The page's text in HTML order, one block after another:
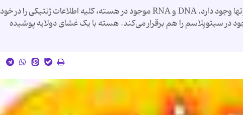
هسته مرکز کنترل سلول است و فقط در یوکاریوتها وجود دارد. DNA و RNA موجود در هسته، کلیه اطلاعات ژنتیکی را در خود
در سیتوپلاسم را هم برقرار می‌کند. هسته با یک غشای دولایه پوشیده